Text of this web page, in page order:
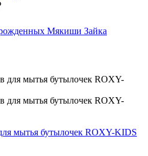
Мякиши Зайка
мытья бутылочек ROXY-KIDS